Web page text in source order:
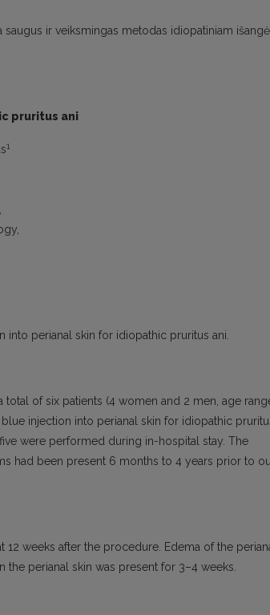
ir veiksmingas metodas idiopatiniam
pruritus ani
1
into perianal skin for idiopathic pruritus ani.
of six patients (4 women and 2 men, age
injection into perianal skin for idiopathic
were performed during in-hospital stay. The
had been present 6 months to 4 years prior to
weeks after the procedure. Edema of the
perianal skin was present for 3–4 weeks.